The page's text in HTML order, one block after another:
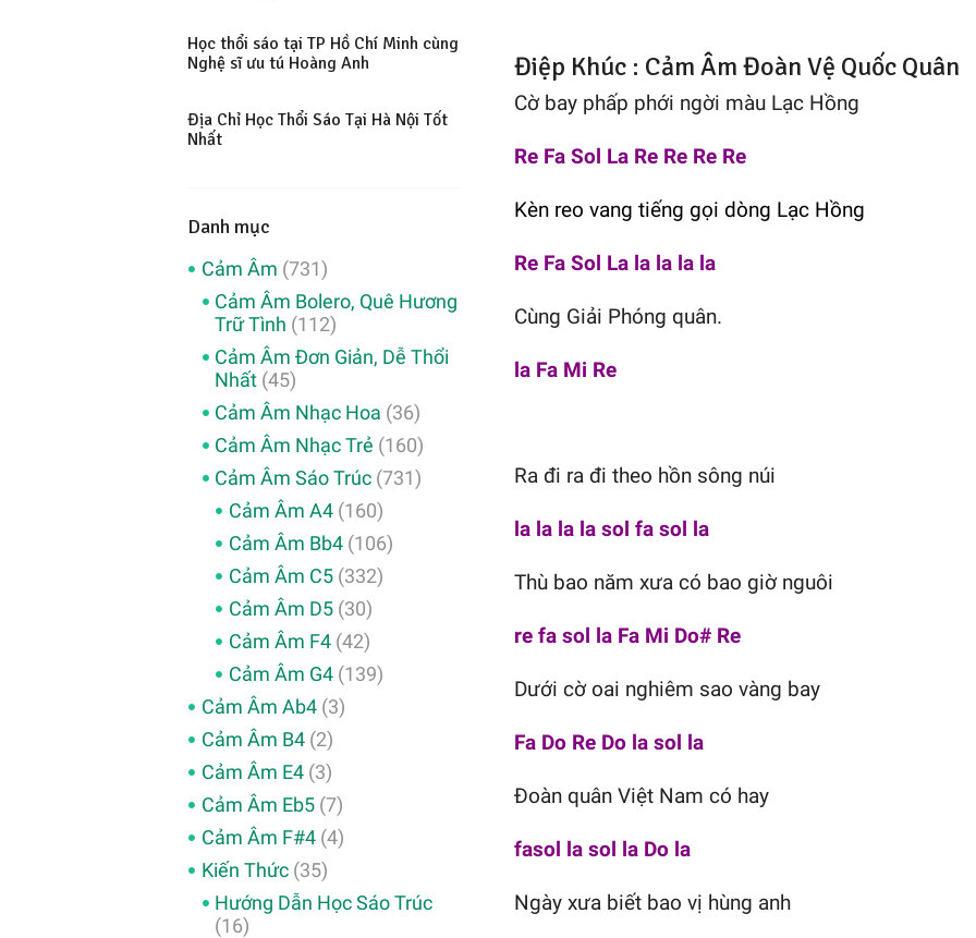
Điệp Khúc : Cảm Âm Đoàn Vệ Quốc Quân
Cờ bay phấp phới ngời màu Lạc Hồng
Re Fa Sol La Re Re Re Re
Kèn reo vang tiếng gọi dòng Lạc Hồng
Re Fa Sol La la la la la
Cùng Giải Phóng quân.
la Fa Mi Re
Ra đi ra đi theo hồn sông núi
la la la la sol fa sol la
Thù bao năm xưa có bao giờ nguôi
re fa sol la Fa Mi Do# Re
Dưới cờ oai nghiêm sao vàng bay
Fa Do Re Do la sol la
Đoàn quân Việt Nam có hay
fasol la sol la Do la
Ngày xưa biết bao vị hùng anh
Học thổi sáo tại TP Hồ Chí Minh cùng
Nghệ sĩ ưu tú Hoàng Anh
Địa Chỉ Học Thổi Sáo Tại Hà Nội Tốt
Nhất
Danh mục
Cảm Âm (731)
Cảm Âm Bolero, Quê Hương
Trữ Tình (112)
Cảm Âm Đơn Giản, Dễ Thổi
Nhất (45)
Cảm Âm Nhạc Hoa (36)
Cảm Âm Nhạc Trẻ (160)
Cảm Âm Sáo Trúc (731)
Cảm Âm A4(160)
Cảm Âm Bb4(106)
Cảm Âm C5(332)
Cảm Âm D5(30)
Cảm Âm F4(42)
Cảm Âm G4(139)
Cảm Âm Ab4(3)
Cảm Âm B4(2)
Cảm Âm E4(3)
Cảm Âm Eb5(7)
Cảm Âm F#4(4)
Kiến Thức(35)
Hướng Dẫn Học Sáo Trúc
(16)